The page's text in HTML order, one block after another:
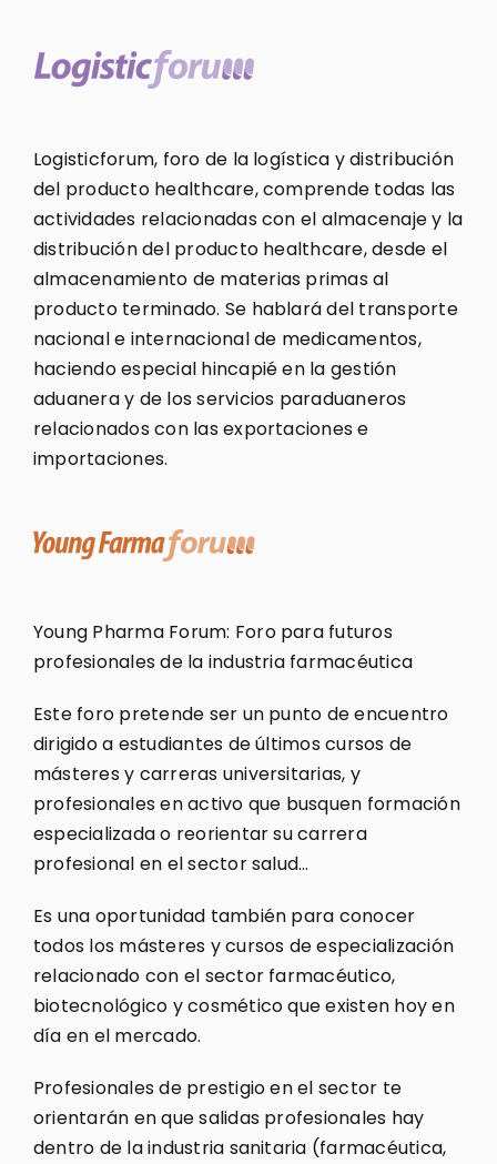
Logisticforum, foro de la logística y distribución
del producto healthcare, comprende todas las
actividades relacionadas con el almacenaje y la
distribución del producto healthcare, desde el
almacenamiento de materias primas al
producto terminado. Se hablará del transporte
nacional e internacional de medicamentos,
haciendo especial hincapié en la gestión
aduanera y de los servicios paraduaneros
relacionados con las exportaciones e
importaciones.
Young Pharma Forum: Foro para futuros
profesionales de la industria farmacéutica
Este foro pretende ser un punto de encuentro
dirigido a estudiantes de últimos cursos de
másteres y carreras universitarias, y
profesionales en activo que busquen formación
especializada o reorientar su carrera
profesional en el sector salud…
Es una oportunidad también para conocer
todos los másteres y cursos de especialización
relacionado con el sector farmacéutico,
biotecnológico y cosmético que existen hoy en
día en el mercado.
Profesionales de prestigio en el sector te
orientarán en que salidas profesionales hay
dentro de la industria sanitaria (farmacéutica,